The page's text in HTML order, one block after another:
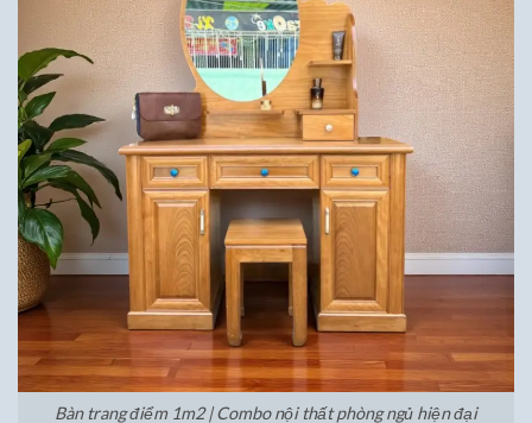
Bàn trang điểm 1m2 | Combo nội thất phòng ngủ hiện đại